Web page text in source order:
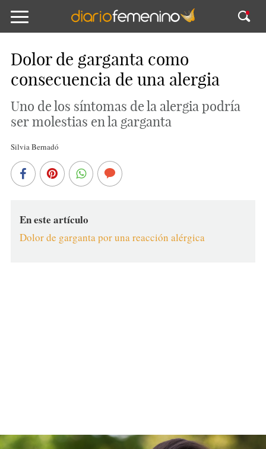
Dolor de garganta como
consecuencia de una alergia
Uno de los síntomas de la alergia podría
ser molestias en la garganta
Silvia Bernadó
En este artículo
Dolor de garganta por una reacción alérgica